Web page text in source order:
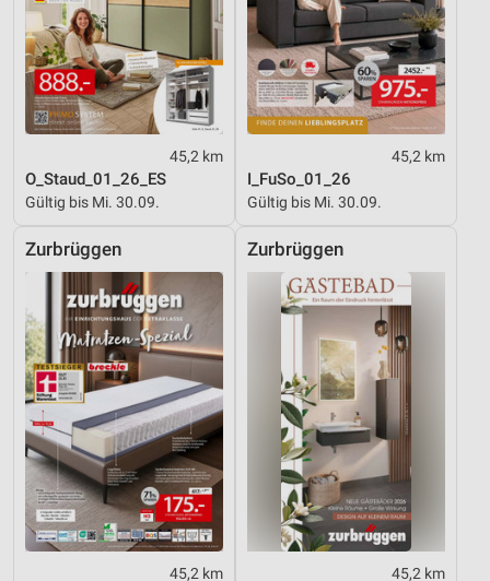
45,2 km
O_Staud_01_26_ES
Gültig bis Mi. 30.09.
45,2 km
I_FuSo_01_26
Gültig bis Mi. 30.09.
Zurbrüggen
45,2 km
Zurbrüggen
45,2 km